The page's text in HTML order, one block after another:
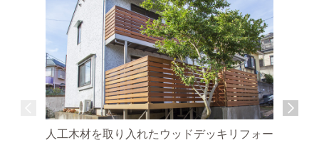
人工木材を取り入れたウッドデッキリフォー